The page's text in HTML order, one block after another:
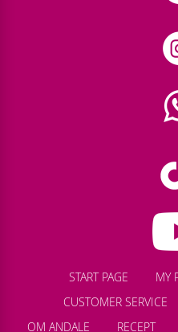
START PAGE MY
CUSTOMER SERVICE
OM ANDALE
RECEPT